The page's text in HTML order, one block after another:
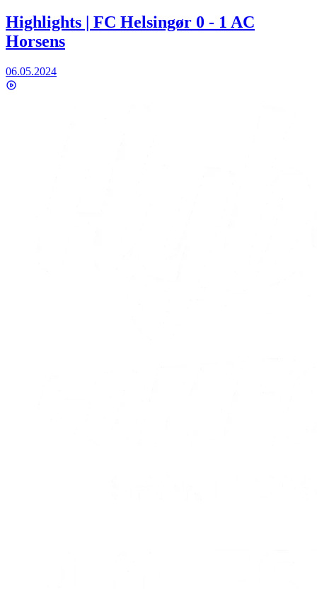
Highlights | FC Helsingør 0 - 1 AC
Horsens
06.05.2024